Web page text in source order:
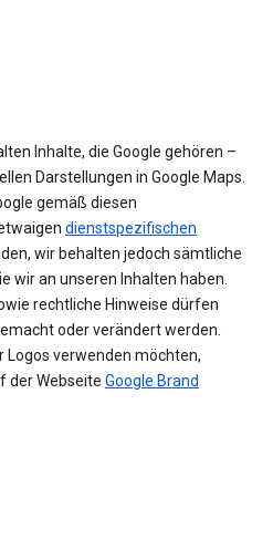
Inhalte, die Google gehören –
Darstellungen in Google Maps.
gemäß diesen
dienstspezifischen
wir behalten jedoch sämtliche
wir an unseren Inhalten haben.
rechtliche Hinweise dürfen
oder verändert werden.
Logos verwenden möchten,
der Webseite Google Brand